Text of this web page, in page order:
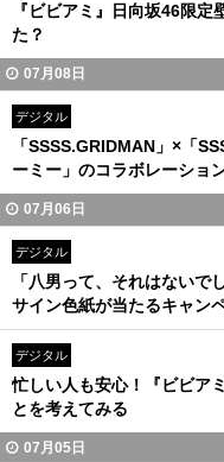
『ビビアミ』日向坂46限
た？
07月08日
デジタル
「SSSS.GRIDMAN」×「
ーミー」のコラボレーショ
07月06日
デジタル
「八男って、それはない
サイン色紙が当たるキャン
デジタル
忙しい人も安心！『ビビア
とを考えてみる
07月05日